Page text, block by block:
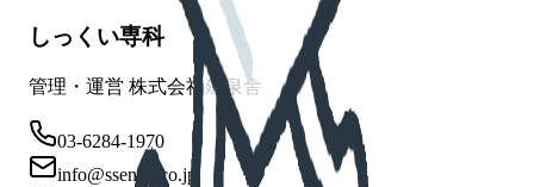
しっくい専科
管理・運営 株式会社建泉舎
03-6284-1970
info@ssenka.co.jp